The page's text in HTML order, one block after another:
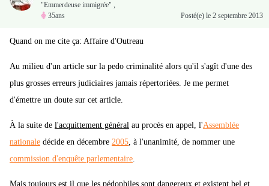
"Emmerdeuse immigrée" ,
35ans
Posté(e) le 2 septembre 2013
Quand on me cite ça: Affaire d'Outreau
Au milieu d'un article sur la pedo criminalité alors qu'il s'agît d'une des
plus grosses erreurs judiciaires jamais répertoriées. Je me permet
d'émettre un doute sur cet article.
À la suite de l'acquittement général au procès en appel, l'Assemblée
nationale décide en décembre 2005, à l'unanimité, de nommer une
commission d'enquête parlementaire.
Mais toujours est il que les pédophiles sont dangereux et existent bel et